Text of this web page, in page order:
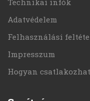
Technikai infók
Adatvédelem
Felhasználási
Impresszum
Hogyan